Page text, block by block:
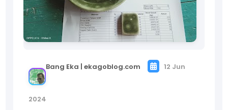
Bang Eka | ekagoblog.com 12 Jun
2024